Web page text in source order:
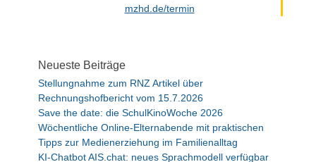
mzhd.de/termin
Neueste Beiträge
Stellungnahme zum RNZ Artikel über
Rechnungshofbericht vom 15.7.2026
Save the date: die SchulKinoWoche 2026
Wöchentliche Online-Elternabende mit praktischen
Tipps zur Medienerziehung im Familienalltag
KI-Chatbot AIS.chat: neues Sprachmodell verfügbar